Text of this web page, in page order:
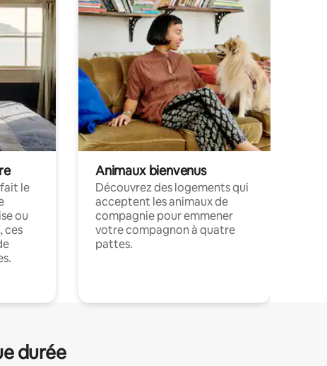
le
ou
ces
Animaux bienvenus
Découvrez des logements qui
acceptent les animaux de
compagnie pour emmener
votre compagnon à quatre
pattes.
durée